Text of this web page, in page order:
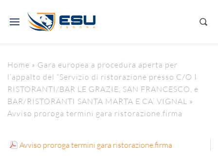
Home » Gara europea a procedura aperta per
l’appalto del “Servizio di ristorazione presso C/O I
RISTORANTI/BAR LE GRAZIE, SAN FRANCESCO, e
BAR/RISTORANTI SANTA MARTA E CA’ VIGNAL »
Avviso proroga termini gara ristorazione.firma
Avviso proroga termini gara ristorazione.firma